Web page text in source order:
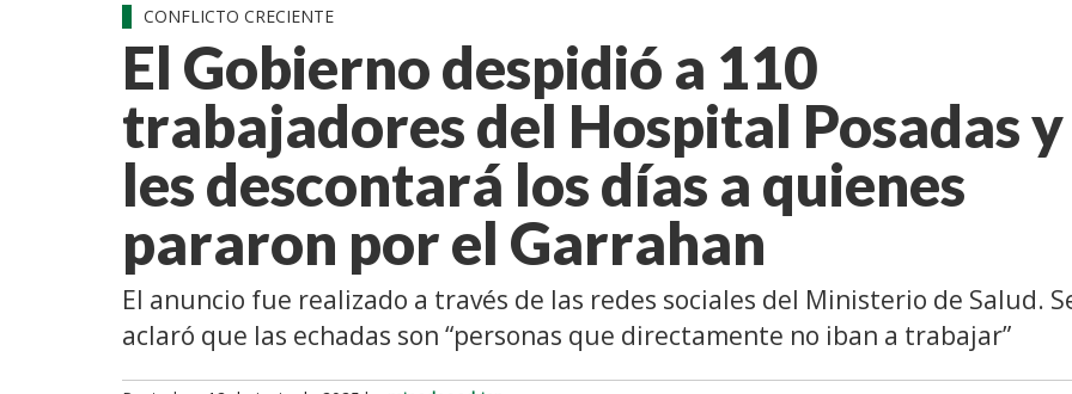
CONFLICTO CRECIENTE
El Gobierno despidió a 110
trabajadores del Hospital Posadas y
les descontará los días a quienes
pararon por el Garrahan
El anuncio fue realizado a través de las redes sociales del Ministerio de Salud.
aclaró que las echadas son “personas que directamente no iban a trabajar”